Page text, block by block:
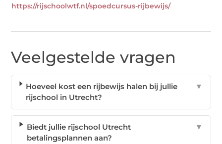
https://rijschoolwtf.nl/spoedcursus-rijbewijs/
Veelgestelde vragen
Hoeveel kost een rijbewijs halen bij jullie
rijschool in Utrecht?
▼
Biedt jullie rijschool Utrecht
betalingsplannen aan?
▼